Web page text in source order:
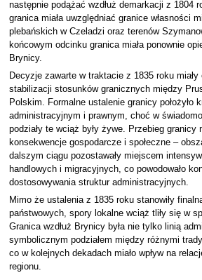
następnie podążać wzdłuż demarkacji z 1804
granica miała uwzględniać granice własności
plebańskich w Czeladzi oraz terenów
końcowym odcinku granica miała ponownie
Brynicy.
Decyzje zawarte w traktacie z 1835 roku
stabilizacji stosunków granicznych między
Polskim. Formalne ustalenie granicy położyło
administracyjnym i prawnym, choć w
podziały te wciąż były żywe. Przebieg granicy
konsekwencje gospodarcze i społeczne –
dalszym ciągu pozostawały miejscem
handlowych i migracyjnych, co powodowało
dostosowywania struktur administracyjnych.
Mimo że ustalenia z 1835 roku stanowiły
państwowych, spory lokalne wciąż tliły się w
Granica wzdłuż Brynicy była nie tylko linią
symbolicznym podziałem między różnymi
co w kolejnych dekadach miało wpływ na
regionu.